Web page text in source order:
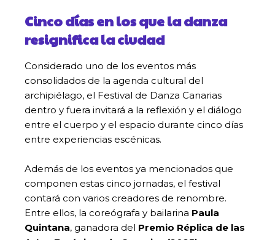
Cinco días en los que la danza
resignifica la ciudad
Considerado uno de los eventos más
consolidados de la agenda cultural del
archipiélago, el Festival de Danza Canarias
dentro y fuera invitará a la reflexión y el diálogo
entre el cuerpo y el espacio durante cinco días
entre experiencias escénicas.
Además de los eventos ya mencionados que
componen estas cinco jornadas, el festival
contará con varios creadores de renombre.
Entre ellos, la coreógrafa y bailarina Paula
Quintana, ganadora del Premio Réplica de las